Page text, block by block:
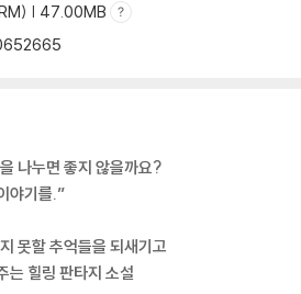
| 47.00MB
나누면 좋지 않을까요?
야기를.”
못할 추억들을 되새기고
는 힐링 판타지 소설